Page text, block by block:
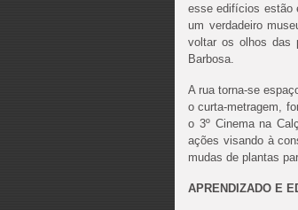
esse edifícios estão
um verdadeiro
voltar os olhos das
Barbosa.
A rua torna-se
o curta-metragem,
o 3º Cinema na
ações visando à
mudas de plantas
APRENDIZADO E